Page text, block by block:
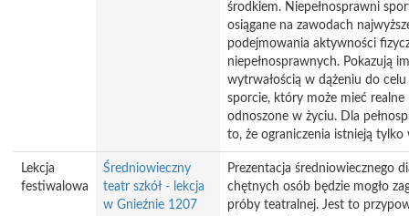
środkiem. Niepełnosprawni
osiągane na zawodach
podejmowania aktywności
niepełnosprawnych. Pokazują
wytrwałością w dążeniu do
sporcie, który może mieć realne
odnoszone w życiu. Dla
to, że ograniczenia istnieją tylko
Lekcja
festiwalowa
Średniowieczny
teatr szkół - lekcja
w Gnieźnie 1207
Prezentacja średniowiecznego
chętnych osób będzie mogło
próby teatralnej. Jest to